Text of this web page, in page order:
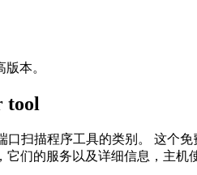
本。
tool
口扫描程序工具的类别。 这个
们的服务以及详细信息，主机